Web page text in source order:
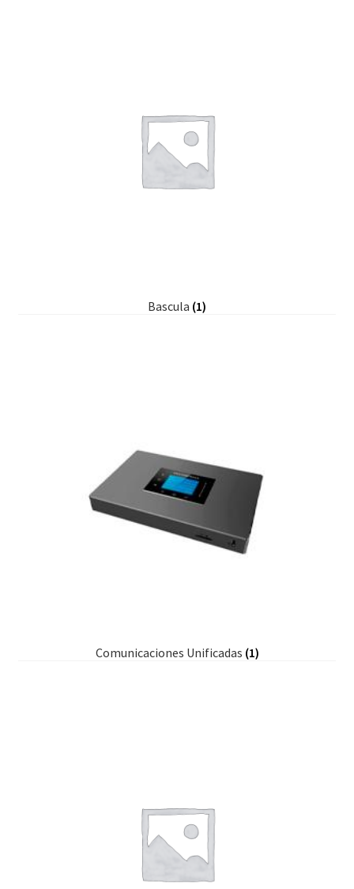
Bascula (1)
Comunicaciones Unificadas (1)